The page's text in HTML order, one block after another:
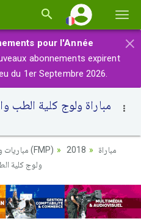
la×
pour l'Année
abonnements expirent
du 1er Septembre 2026.
مباريات ولوج كليات الطب والصيدلة (FMP) 2018
مباراة
ولوج كلية الطب